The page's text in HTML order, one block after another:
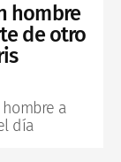
hombre
de otro
a
día